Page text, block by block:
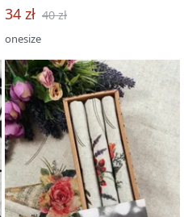
34 zł 40 zł
onesize